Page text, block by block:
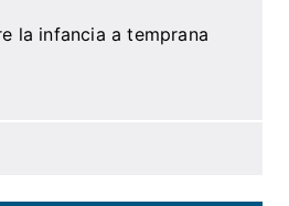
la infancia a temprana